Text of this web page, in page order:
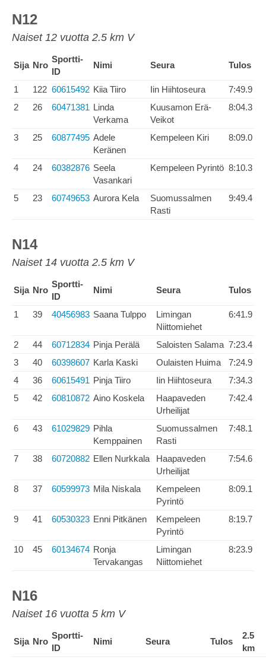
N12
Naiset 12 vuotta 2.5 km V
Sija Nro
Sportti-
ID
Nimi Seura Tulos
1 122 60615492 Kiia Tiiro Iin Hiihtoseura
7:49.9
2
26 60471381 Linda
Verkama
Kuusamon Erä-
Veikot
8:04.3
3 25 60877495 Adele
Keränen
Kempeleen Kiri 8:09.0
4 24 60382876 Seela
Vasankari
Kempeleen Pyrintö 8:10.3
5 23 60749653 Aurora Kela
Suomussalmen
Rasti
9:49.4
N14
Naiset 14 vuotta 2.5 km V
Sija Nro
Sportti-
ID
Nimi Seura Tulos
1 39 40456983 Saana Tulppo
Limingan
Niittomiehet
6:41.9
2 44 60712834 Pinja Perälä Saloisten Salama 7:23.4
3
40 60398607 Karla Kaski Oulaisten Huima
7:24.9
4
36 60615491 Pinja Tiiro Iin Hiihtoseura
7:34.3
5
42 60810872 Aino Koskela
Haapaveden
Urheilijat
7:42.4
6 43 61029829 Pihla
Kemppainen
Suomussalmen
Rasti
7:48.1
7 38 60720882 Ellen Nurkkala
Haapaveden
Urheilijat
7:54.6
8 37 60599973 Mila Niskala
Kempeleen
Pyrintö
8:09.1
9 41 60530323 Enni Pitkänen
Kempeleen
Pyrintö
8:19.7
10 45 60134674 Ronja
Tervakangas
Limingan
Niittomiehet
8:23.9
N16
Naiset 16 vuotta 5 km V
Sija Nro
Sportti-
ID
Nimi Seura Tulos
2.5
km